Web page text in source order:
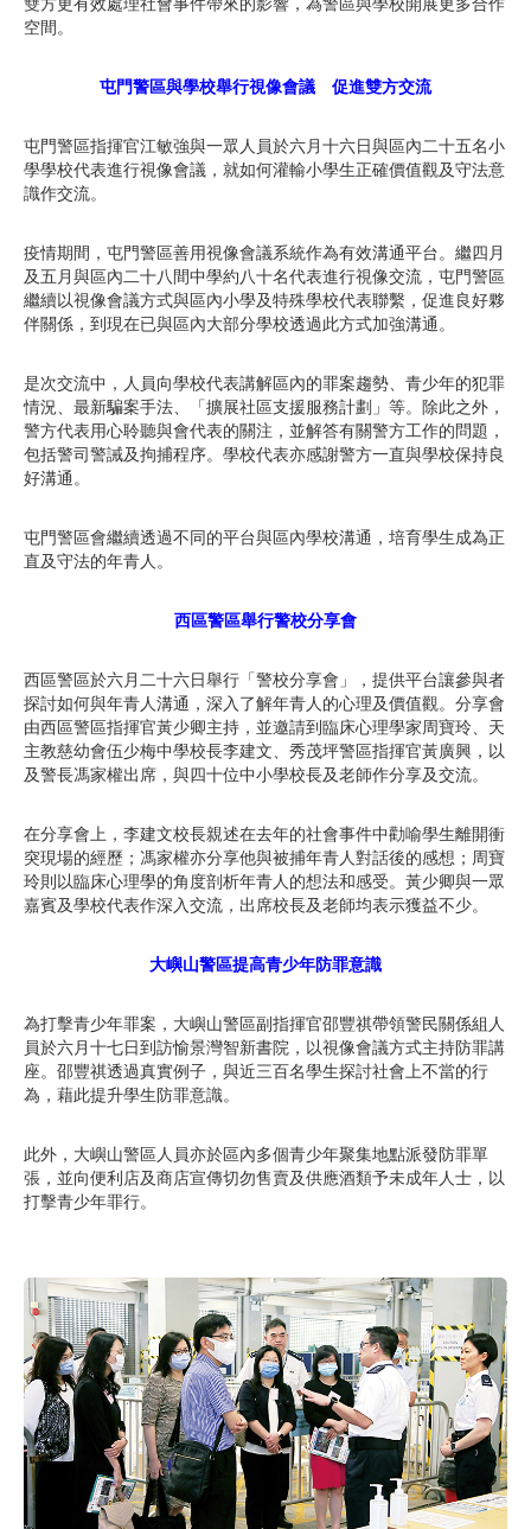
空間。
屯門警區與學校舉行視像會議 促進雙方交流
屯門警區指揮官江敏強與一眾人員於六月十六日與區內二十五名小
學學校代表進行視像會議，就如何灌輸小學生正確價值觀及守法意
識作交流。
疫情期間，屯門警區善用視像會議系統作為有效溝通平台。繼四月
及五月與區內二十八間中學約八十名代表進行視像交流，屯門警區
繼續以視像會議方式與區內小學及特殊學校代表聯繫，促進良好夥
伴關係，到現在已與區內大部分學校透過此方式加強溝通。
是次交流中，人員向學校代表講解區內的罪案趨勢、青少年的犯罪
情況、最新騙案手法、「擴展社區支援服務計劃」等。除此之外，
警方代表用心聆聽與會代表的關注，並解答有關警方工作的問題，
包括警司警誡及拘捕程序。學校代表亦感謝警方一直與學校保持良
好溝通。
屯門警區會繼續透過不同的平台與區內學校溝通，培育學生成為正
直及守法的年青人。
西區警區舉行警校分享會
西區警區於六月二十六日舉行「警校分享會」，提供平台讓參與者
探討如何與年青人溝通，深入了解年青人的心理及價值觀。分享會
由西區警區指揮官黃少卿主持，並邀請到臨床心理學家周寶玲、天
主教慈幼會伍少梅中學校長李建文、秀茂坪警區指揮官黃廣興，以
及警長馮家權出席，與四十位中小學校長及老師作分享及交流。
在分享會上，李建文校長親述在去年的社會事件中勸喻學生離開衝
突現場的經歷；馮家權亦分享他與被捕年青人對話後的感想；周寶
玲則以臨床心理學的角度剖析年青人的想法和感受。黃少卿與一眾
嘉賓及學校代表作深入交流，出席校長及老師均表示獲益不少。
大嶼山警區提高青少年防罪意識
為打擊青少年罪案，大嶼山警區副指揮官邵豐祺帶領警民關係組人
員於六月十七日到訪愉景灣智新書院，以視像會議方式主持防罪講
座。邵豐祺透過真實例子，與近三百名學生探討社會上不當的行
為，藉此提升學生防罪意識。
此外，大嶼山警區人員亦於區內多個青少年聚集地點派發防罪單
張，並向便利店及商店宣傳切勿售賣及供應酒類予未成年人士，以
打擊青少年罪行。